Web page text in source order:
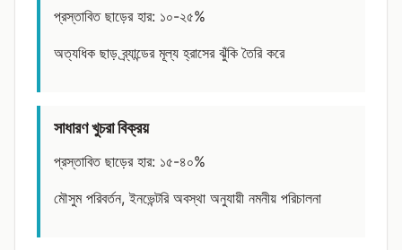
প্রস্তাবিত ছাড়ের হার: ১০-২৫%
অত্যধিক ছাড় ব্র্যান্ডের মূল্য হ্রাসের ঝুঁকি তৈরি করে
সাধারণ খুচরা বিক্রয়
প্রস্তাবিত ছাড়ের হার: ১৫-৪০%
মৌসুম পরিবর্তন, ইনভেন্টরি অবস্থা অনুযায়ী নমনীয় পরিচালনা